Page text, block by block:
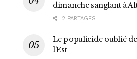
dimanche sanglant à
2 PARTAGES
Le populicide oublié
l’Est